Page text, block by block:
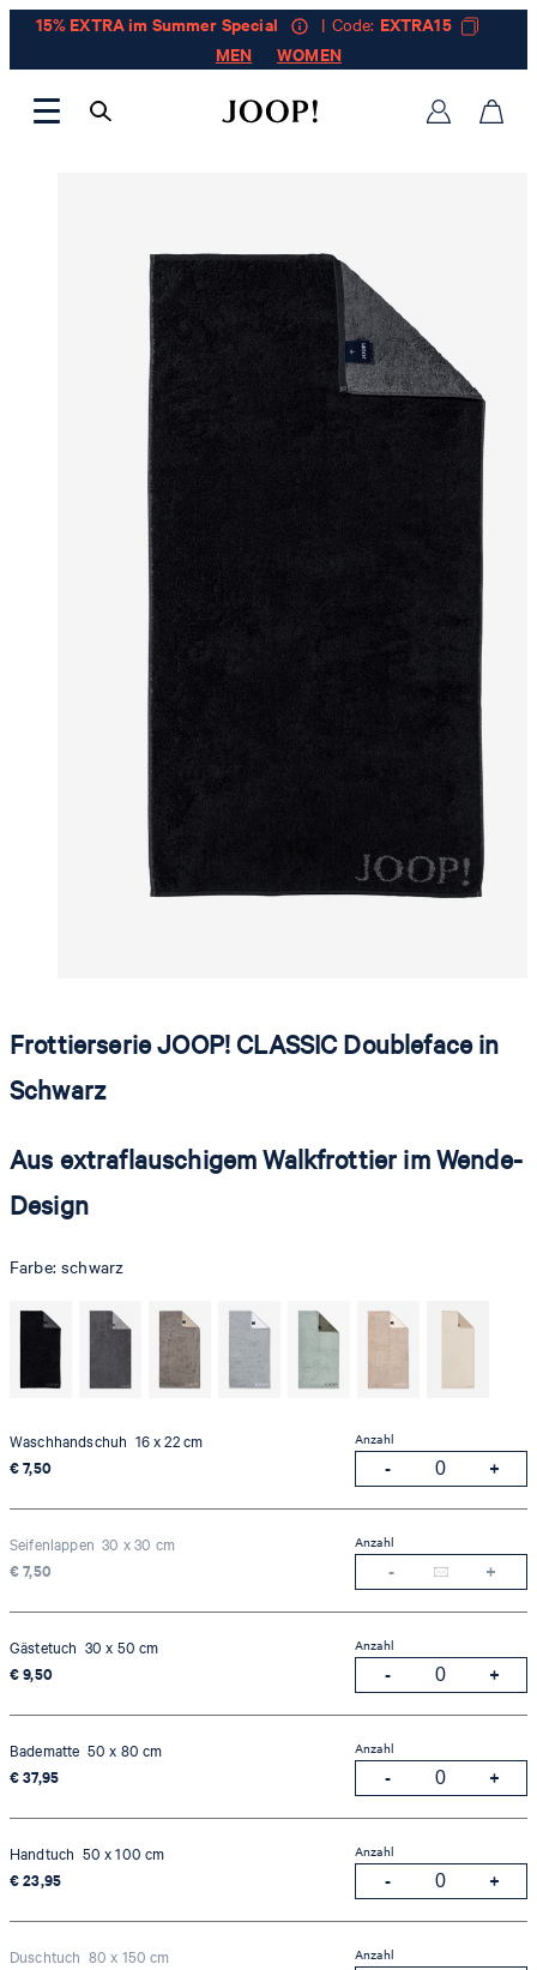
15% EXTRA im Summer Special | Code: EXTRA15
MEN
WOMEN
Frottierserie JOOP! CLASSIC Doubleface in
Schwarz
Aus extraflauschigem Walkfrottier im Wende-
Design
Farbe:schwarz
Waschhandschuh 16 x 22 cm
€ 7,50
Anzahl
Seifenlappen 30 x 30 cm
€ 7,50
Anzahl
Gästetuch 30 x 50 cm
€ 9,50
Anzahl
Badematte 50 x 80 cm
€ 37,95
Anzahl
Handtuch 50 x 100 cm
€ 23,95
Anzahl
Duschtuch 80 x 150 cm
Anzahl